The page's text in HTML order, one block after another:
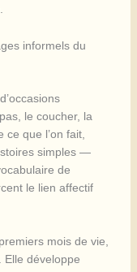
informels du
le coucher, la
que l’on fait,
simples —
de
le lien affectif
mois de vie,
Elle développe